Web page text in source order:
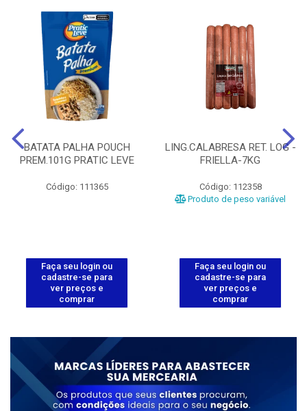
BATATA PALHA POUCH
PREM.101G PRATIC LEVE
Código: 111365
Faça seu login ou
cadastre-se para
ver preços e
comprar
LING.CALABRESA RET. LOG -
FRIELLA-7KG
Código: 112358
Produto de peso variável
Faça seu login ou
cadastre-se para
ver preços e
comprar